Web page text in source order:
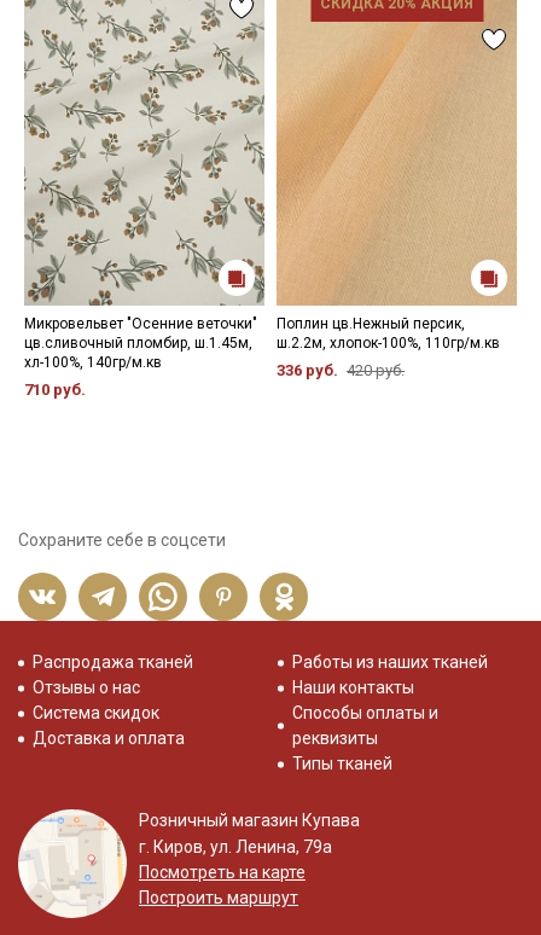
Микровельвет "Осенние веточки"
цв.сливочный пломбир, ш.1.45м,
хл-100%, 140гр/м.кв
710 руб.
СКИДКА 20% АКЦИЯ
Поплин цв.Нежный персик,
ш.2.2м, хлопок-100%, 110гр/м.кв
336 руб. 420 руб.
Сохраните себе в соцсети
Распродажа тканей
Отзывы о нас
Система скидок
Доставка и оплата
Работы из наших тканей
Наши контакты
Способы оплаты и
реквизиты
Типы тканей
Розничный магазин Купава
г. Киров, ул. Ленина, 79а
Посмотреть на карте
Построить маршрут